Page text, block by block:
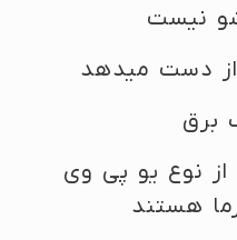
نیست
از دست میدهد
برق
از نوع یو پی وی
هستند